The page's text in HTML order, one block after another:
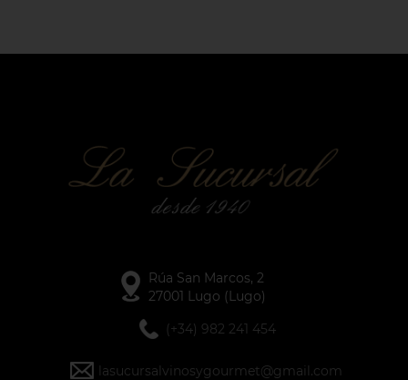
Rúa San Marcos, 2
27001 Lugo (Lugo)
(+34) 982 241 454
lasucursalvinosygourmet@gmail.com